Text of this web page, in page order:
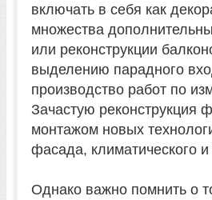
включать в себя как
множества
или реконструкции
выделению парадного
производство работ по
Зачастую реконструкция
монтажом новых
фасада, климатического
Однако важно помнить о